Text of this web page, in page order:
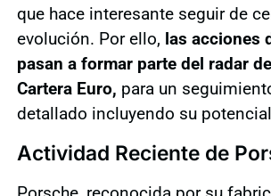
que hace interesante seguir de
evolución. Por ello, las acciones
pasan a formar parte del radar
Cartera Euro, para un
detallado incluyendo su
Actividad Reciente de